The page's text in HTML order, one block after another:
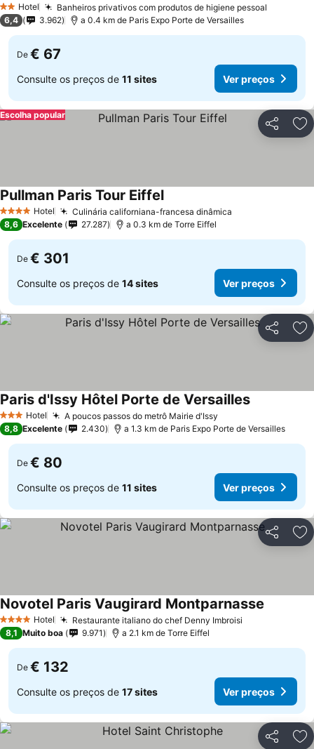
2 Estrelas
Hotel Banheiros privativos com produtos de higiene pessoal
6,4 3.962 a 0.4 km de Paris Expo Porte de Versailles
De € 67
Consulte os preços de 11 sites Ver preços
Partilhar
Escolha popular
4 EstrelasHotel Culinária californiana-francesa dinâmica
Pullman Paris Tour Eiffel
8,6 Excelente 27.287 a 0.3 km de Torre Eiffel
De € 301
Consulte os preços de 14 sites Ver preços
Partilhar
3 EstrelasHotel A poucos passos do metrô Mairie d'Issy
Paris d'Issy Hôtel Porte de Versailles
8,8 Excelente 2.430 a 1.3 km de Paris Expo Porte de Versailles
De € 80
Consulte os preços de 11 sites Ver preços
Partilhar
4 EstrelasHotel Restaurante italiano do chef Denny Imbroisi
Novotel Paris Vaugirard Montparnasse
8,1 Muito boa 9.971 a 2.1 km de Torre Eiffel
De € 132
Consulte os preços de 17 sites Ver preços
Partilhar